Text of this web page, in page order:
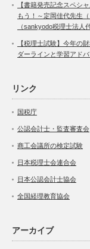
【書籍発売記念スペシ
もう！～定岡佳代先生
（sankyodo税理士法人
【税理士試験】今年の
ダーラインと学習アドバ
リンク
国税庁
公認会計士・監査審査会
商工会議所の検定試験
日本税理士会連合会
日本公認会計士協会
全国経理教育協会
アーカイブ